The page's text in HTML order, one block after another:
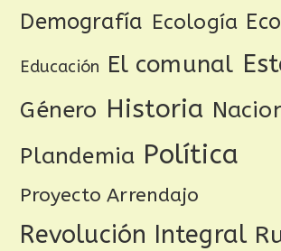
Demografía Ecología
Educación El comunal
Género Historia
Plandemia Política
Proyecto Arrendajo
Revolución Integral